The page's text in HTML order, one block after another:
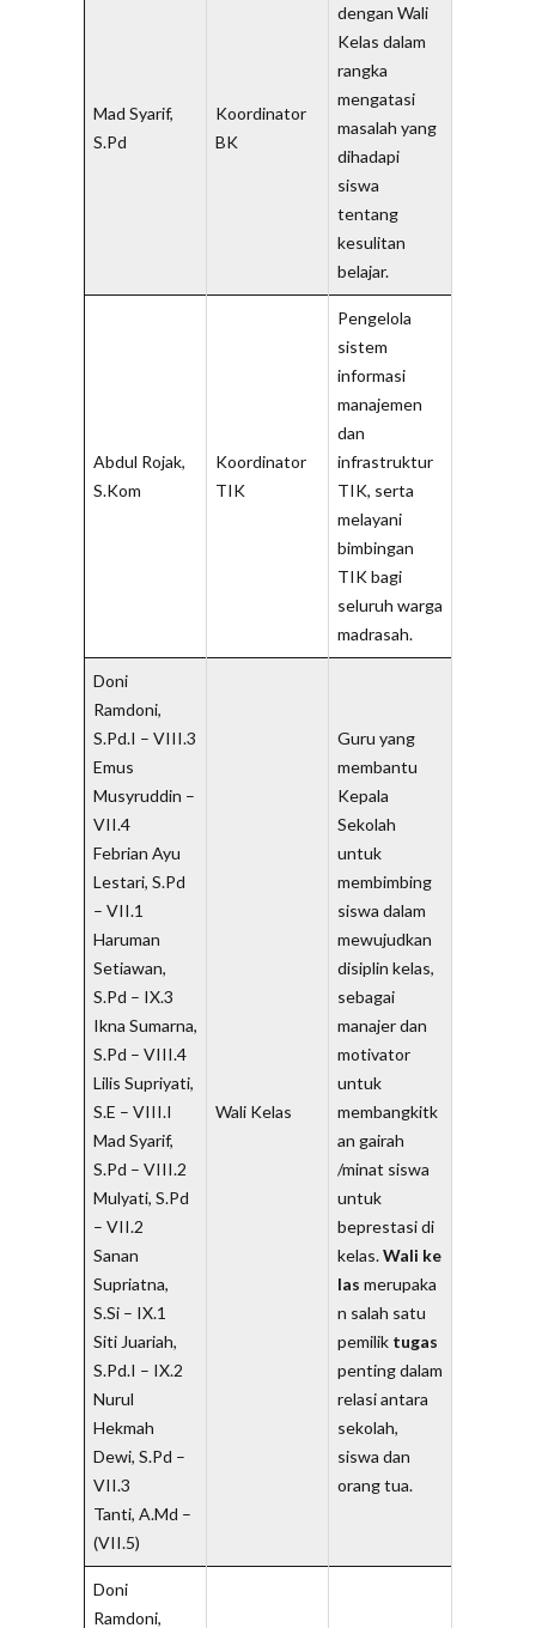
Mad Syarif,
S.Pd
Koordinator
BK
dengan Wali
Kelas dalam
rangka
mengatasi
masalah yang
dihadapi
siswa
tentang
kesulitan
belajar.
Abdul Rojak,
S.Kom
Koordinator
TIK
Pengelola
sistem
informasi
manajemen
dan
infrastruktur
TIK, serta
melayani
bimbingan
TIK bagi
seluruh warga
madrasah.
Doni
Ramdoni,
S.Pd.I – VIII.3
Emus
Musyruddin –
VII.4
Febrian Ayu
Lestari, S.Pd
– VII.1
Haruman
Setiawan,
S.Pd – IX.3
Ikna Sumarna,
S.Pd – VIII.4
Lilis Supriyati,
S.E – VIII.I
Mad Syarif,
S.Pd – VIII.2
Mulyati, S.Pd
– VII.2
Sanan
Supriatna,
S.Si – IX.1
Siti Juariah,
S.Pd.I – IX.2
Nurul
Hekmah
Dewi, S.Pd –
VII.3
Tanti, A.Md –
(VII.5)
Wali Kelas
Guru yang
membantu
Kepala
Sekolah
untuk
membimbing
siswa dalam
mewujudkan
disiplin kelas,
sebagai
manajer dan
motivator
untuk
membangkitk
an gairah
/minat siswa
untuk
beprestasi di
kelas.Wali ke
las merupaka
n salah satu
pemilik tugas
penting dalam
relasi antara
sekolah,
siswa dan
orang tua.
Doni
Ramdoni,